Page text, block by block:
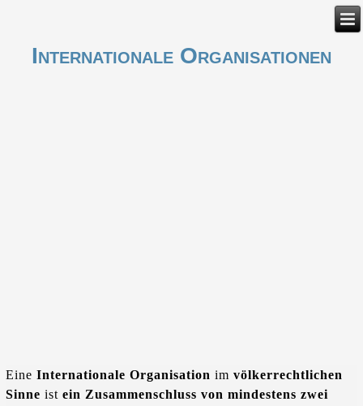
Internationale Organisationen
Eine Internationale Organisation im völkerrechtlichen
Sinne ist ein Zusammenschluss von mindestens zwei